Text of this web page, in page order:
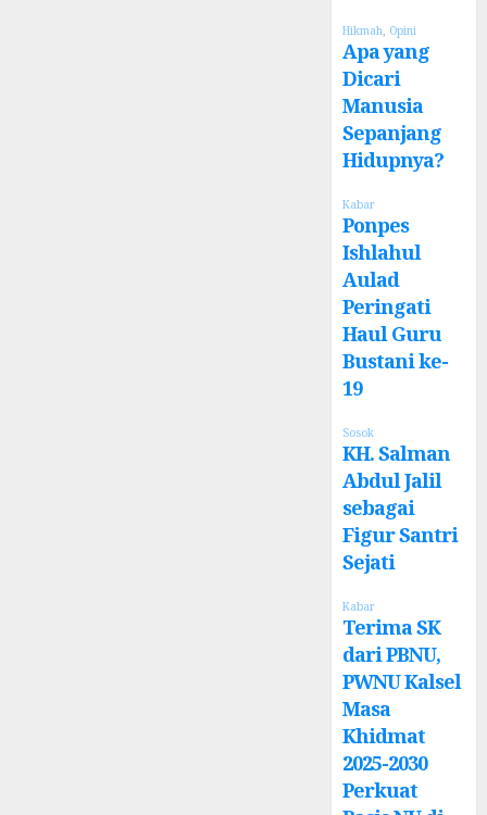
Hikmah, Opini
Apa yang
Dicari
Manusia
Sepanjang
Hidupnya?
Kabar
Ponpes
Ishlahul
Aulad
Peringati
Haul Guru
Bustani ke-
19
Sosok
KH. Salman
Abdul Jalil
sebagai
Figur Santri
Sejati
Kabar
Terima SK
dari PBNU,
PWNU Kalsel
Masa
Khidmat
2025-2030
Perkuat